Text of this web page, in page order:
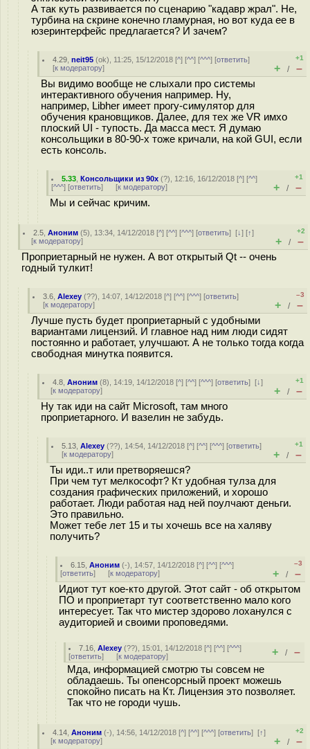
А так куть развивается по сценарию "кадавр жрал". Не,
турбина на скрине конечно гламурная, но вот куда ее в
юзеринтерфейс предлагается? И зачем?
4.29 ,neit95 (ok), 11:25, 15/12/2018 [^] [^^] [^^^] [ответить]
[к модератору]
+1
+ / –
Вы видимо вообще не слыхали про системы
интерактивного обучения например. Ну,
например, Libher имеет прогу-симулятор для
обучения крановщиков. Далее, для тех же VR имхо
плоский UI - тупость. Да масса мест. Я думаю
консольщики в 80-90-х тоже кричали, на кой GUI, если
есть консоль.
5.33 ,Консольщики из 90х (?), 12:16, 16/12/2018 [^] [^^]
[^^^] [ответить] [к модератору]
+1
+ / –
Мы и сейчас кричим.
2.5 ,Аноним (5), 13:34, 14/12/2018 [^] [^^] [^^^] [ответить][↓] [↑]
[к модератору]
+2
+ / –
Проприетарный не нужен. А вот открытый Qt -- очень
годный тулкит!
3.6 ,Alexey (??), 14:07, 14/12/2018 [^] [^^] [^^^] [ответить]
[к модератору]
–3
+ / –
Лучше пусть будет проприетарный с удобными
вариантами лицензий. И главное над ним люди сидят
постоянно и работает, улучшают. А не только тогда когда
свободная минутка появится.
4.8 ,Аноним (8), 14:19, 14/12/2018 [^] [^^] [^^^] [ответить][↓]
[к модератору]
+1
+ / –
Ну так иди на сайт Microsoft, там много
проприетарного. И вазелин не забудь.
5.13 ,Alexey (??), 14:54, 14/12/2018 [^] [^^] [^^^] [ответить]
[к модератору]
+1
+ / –
Ты иди..т или претворяешся?
При чем тут мелкософт? Кт удобная тулза для
создания графических приложений, и хорошо
работает. Люди работая над ней поулчают деньги.
Это правильно.
Может тебе лет 15 и ты хочешь все на халяву
получить?
6.15 ,Аноним (-), 14:57, 14/12/2018 [^] [^^] [^^^]
[ответить] [к модератору]
–3
+ / –
Идиoт тут кое-кто другой. Этот сайт - об открытом
ПО и проприетарт тут соответственно мало кого
интересует. Так что мистер здорово лоханулся с
аудиторией и своими проповедями.
7.16 ,Alexey (??), 15:01, 14/12/2018 [^] [^^] [^^^]
[ответить] [к модератору] + / –
Мда, информацией смотрю ты совсем не
обладаешь. Ты опенсорсный проект можешь
спокойно писать на Кт. Лицензия это позволяет.
Так что не городи чушь.
4.14 ,Аноним (-), 14:56, 14/12/2018 [^] [^^] [^^^] [ответить][↑]
[к модератору]
+2
+ / –